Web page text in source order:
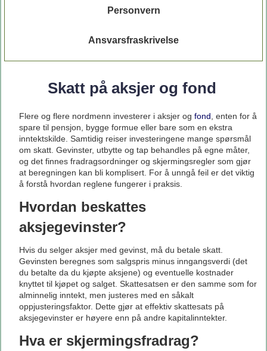
Personvern
Ansvarsfraskrivelse
Skatt på aksjer og fond
Flere og flere nordmenn investerer i aksjer og fond , enten for å
spare til pensjon, bygge formue eller bare som en ekstra
inntektskilde. Samtidig reiser investeringene mange spørsmål
om skatt. Gevinster, utbytte og tap behandles på egne måter,
og det finnes fradragsordninger og skjermingsregler som gjør
at beregningen kan bli komplisert. For å unngå feil er det viktig
å forstå hvordan reglene fungerer i praksis.
Hvordan beskattes
aksjegevinster?
Hvis du selger aksjer med gevinst, må du betale skatt.
Gevinsten beregnes som salgspris minus inngangsverdi (det
du betalte da du kjøpte aksjene) og eventuelle kostnader
knyttet til kjøpet og salget. Skattesatsen er den samme som for
alminnelig inntekt, men justeres med en såkalt
oppjusteringsfaktor. Dette gjør at effektiv skattesats på
aksjegevinster er høyere enn på andre kapitalinntekter.
Hva er skjermingsfradrag?